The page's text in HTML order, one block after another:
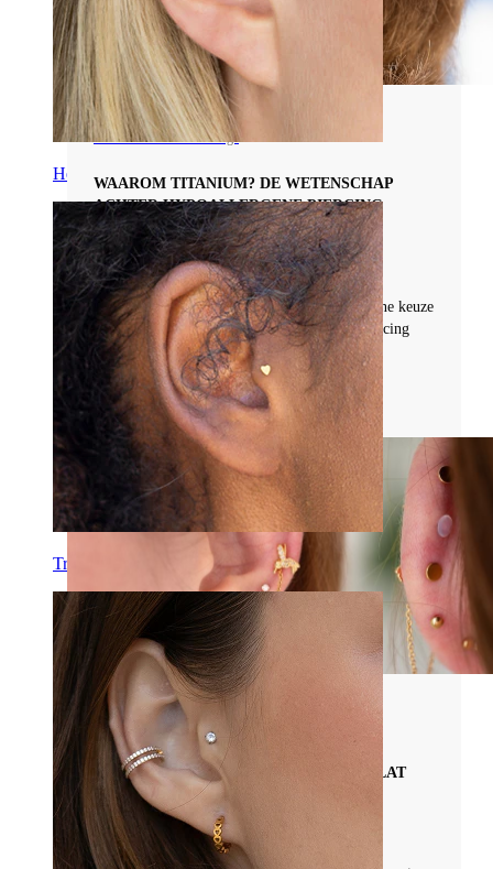
Helix
Tragus
Alles Over Labret Piercings
WAAROM TITANIUM? DE WETENSCHAP
ACHTER HYPOALLERGENE PIERCING
SIERADEN
#Labret
Ontdek waarom titanium de beste hypoallergene keuze
is voor duurzame, nikkelvrije en stijlvolle piercing
sieraden.
Lees meer
Alles Over Labret Piercings
ALLES WAT JE MOET WETEN OVER FLAT
BACK OORBELLEN
#Labret